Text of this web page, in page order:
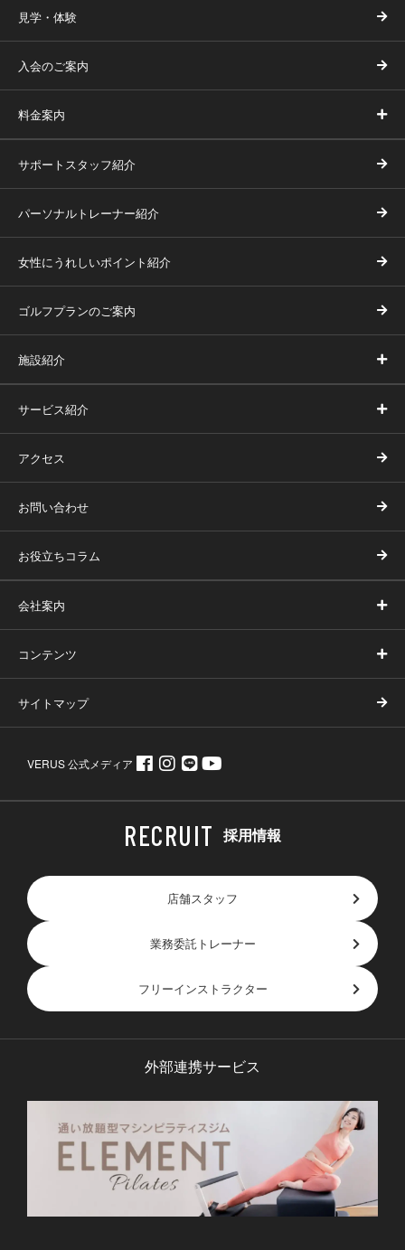
見学・体験
入会のご案内
料金案内
サポートスタッフ紹介
パーソナルトレーナー紹介
女性にうれしいポイント紹介
ゴルフプランのご案内
施設紹介
サービス紹介
アクセス
お問い合わせ
お役立ちコラム
会社案内
コンテンツ
サイトマップ
VERUS 公式メディア
採用情報
店舗スタッフ
業務委託トレーナー
フリーインストラクター
外部連携サービス